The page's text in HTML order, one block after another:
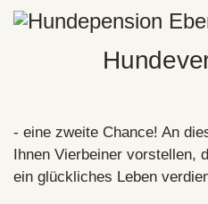
- eine zweite Chance! An
Ihnen Vierbeiner vorstellen,
ein glückliches Leben